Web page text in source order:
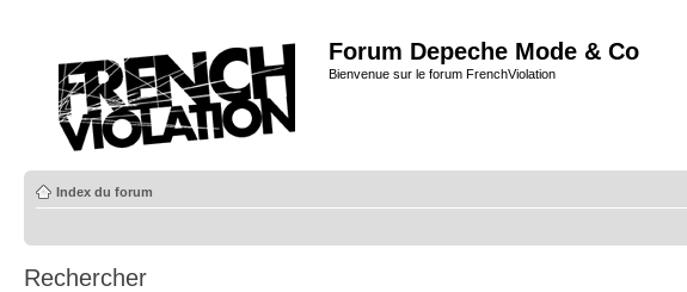
Forum Depeche Mode & Co
Bienvenue sur le forum FrenchViolation
Index du forum
Rechercher